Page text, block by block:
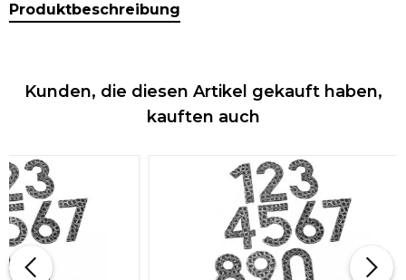
Produktbeschreibung
Kunden, die diesen Artikel gekauft haben,
kauften auch